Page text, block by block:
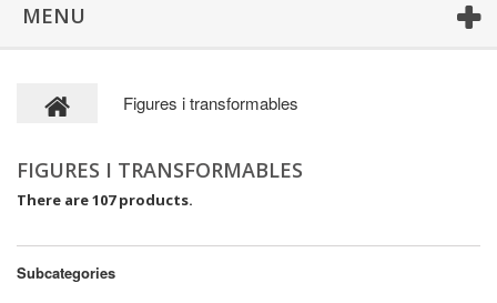
MENU
Figures i transformables
FIGURES I TRANSFORMABLES
There are 107 products.
Subcategories